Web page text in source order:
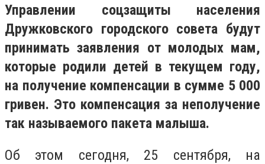
Управлении соцзащиты населения
Дружковского городского совета будут
принимать заявления от молодых мам,
которые родили детей в текущем году,
на получение компенсации в сумме 5 000
гривен. Это компенсация за неполучение
так называемого пакета малыша.
Об этом сегодня, 25 сентября, на